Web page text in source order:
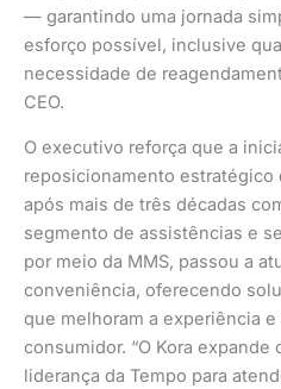
— garantindo uma jornada
esforço possível, inclusive
necessidade de
CEO.
O executivo reforça que a
reposicionamento estratégico
após mais de três décadas
segmento de assistências e
por meio da MMS, passou a
conveniência, oferecendo
que melhoram a experiência e
consumidor. “O Kora expande
liderança da Tempo para